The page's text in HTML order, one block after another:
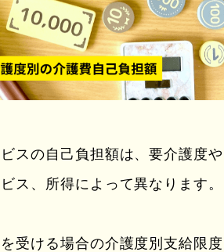
スの自己負担額は、要介護度や
ス、所得によって異なります。
受ける場合の介護度別支給限度